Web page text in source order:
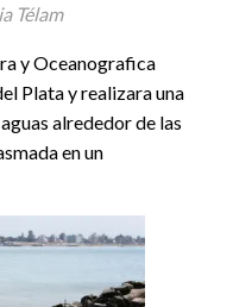
y Oceanografica
Plata y realizara una
alrededor de las
en un
Télam